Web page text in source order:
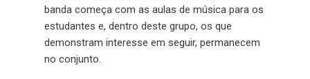
banda começa com as aulas de música para os
estudantes e, dentro deste grupo, os que
demonstram interesse em seguir, permanecem
no conjunto.